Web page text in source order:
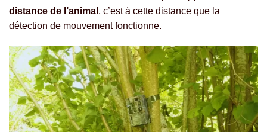
distance de l’animal , c’est à cette distance que la
détection de mouvement fonctionne.